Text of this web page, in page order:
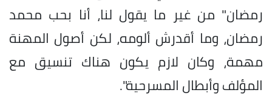
رمضان" من غير ما يقول لنا، أنا بحب محمد
رمضان، وما أقدرش ألومه، لكن أصول المهنة
مهمة، وكان لازم يكون هناك تنسيق مع
المؤلف وأبطال المسرحية".